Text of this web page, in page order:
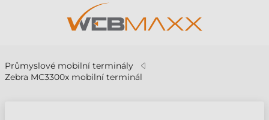
Průmyslové mobilní terminály
Zebra MC3300x mobilní terminál